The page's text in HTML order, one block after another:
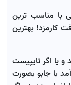
با مناسب ترین
کارمزد! بهترین
و یا اگر تایپیست
با جابو بصورت